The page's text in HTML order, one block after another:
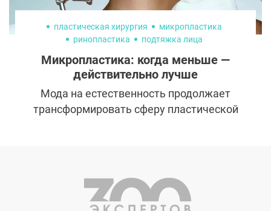
пластическая хирургия
микропластика
ринопластика
подтяжка лица
Микропластика: когда меньше —
действительно лучше
Мода на естественность продолжает
трансформировать сферу пластической
микропластика. Рассказываем, что
скрывается за этим названием и какие